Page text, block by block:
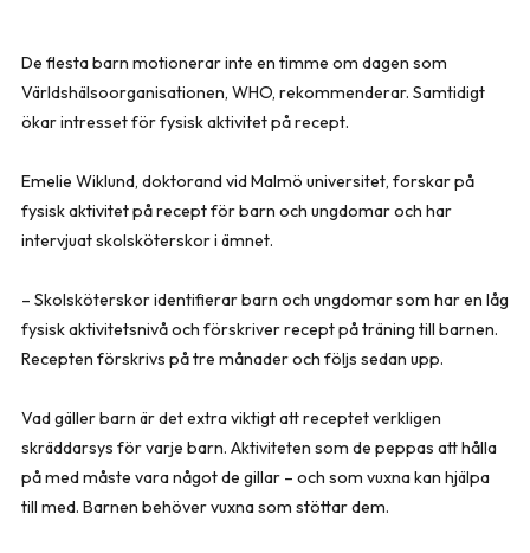
De flesta barn motionerar inte en timme om dagen som
Världshälsoorganisationen, WHO, rekommenderar. Samtidigt
ökar intresset för fysisk aktivitet på recept.
Emelie Wiklund, doktorand vid Malmö universitet, forskar på
fysisk aktivitet på recept för barn och ungdomar och har
intervjuat skolsköterskor i ämnet.
– Skolsköterskor identifierar barn och ungdomar som har en låg
fysisk aktivitetsnivå och förskriver recept på träning till barnen.
Recepten förskrivs på tre månader och följs sedan upp.
Vad gäller barn är det extra viktigt att receptet verkligen
skräddarsys för varje barn. Aktiviteten som de peppas att hålla
på med måste vara något de gillar – och som vuxna kan hjälpa
till med. Barnen behöver vuxna som stöttar dem.